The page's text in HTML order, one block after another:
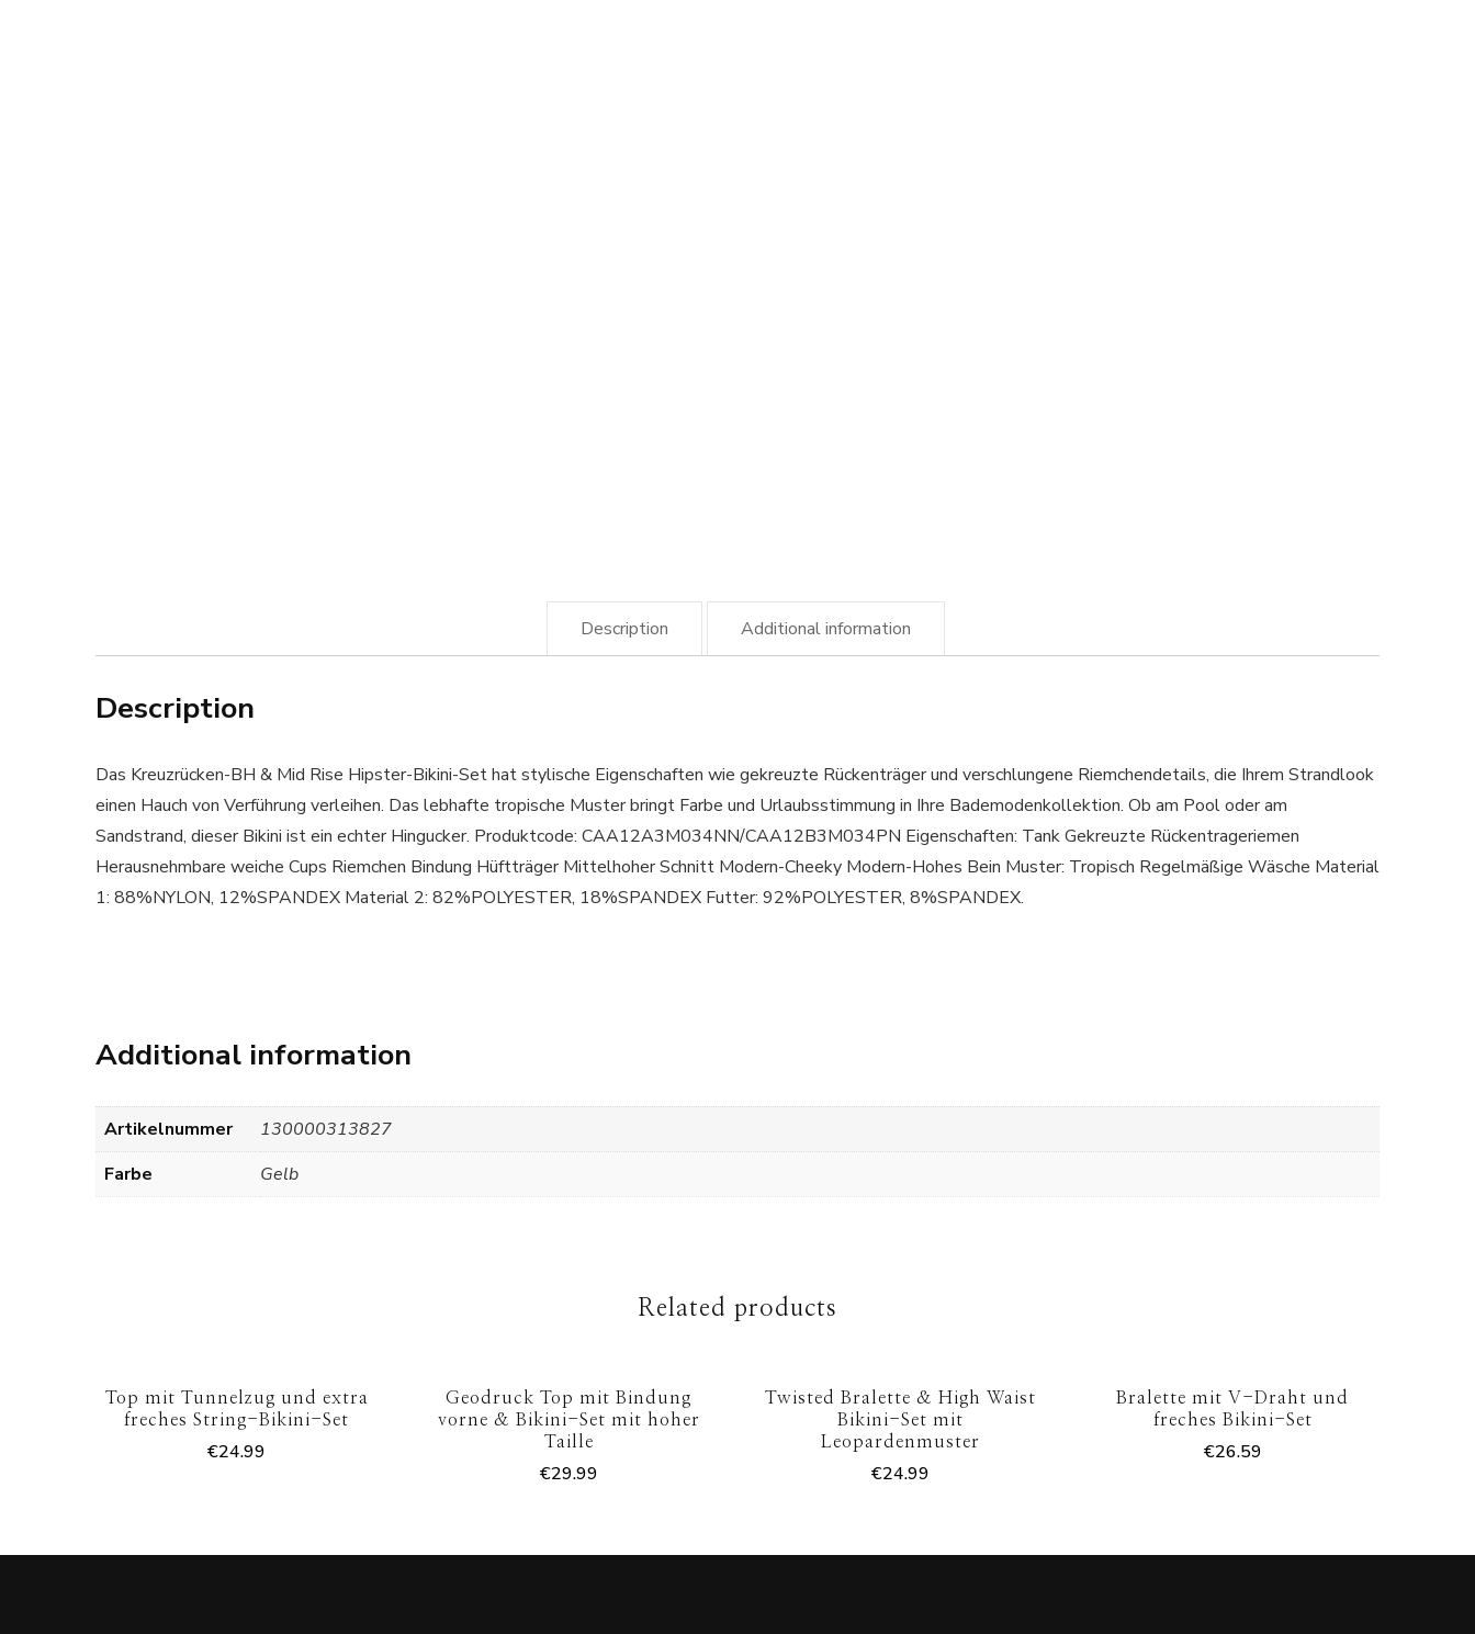
Description Additional information
Description
Das Kreuzrücken-BH & Mid Rise Hipster-Bikini-Set hat stylische Eigenschaften wie gekreuzte Rückenträger und verschlungene Riemchendetails, die Ihrem Strandlook
einen Hauch von Verführung verleihen. Das lebhafte tropische Muster bringt Farbe und Urlaubsstimmung in Ihre Bademodenkollektion. Ob am Pool oder am
Sandstrand, dieser Bikini ist ein echter Hingucker. Produktcode: CAA12A3M034NN/CAA12B3M034PN Eigenschaften: Tank Gekreuzte Rückentrageriemen
Herausnehmbare weiche Cups Riemchen Bindung Hüftträger Mittelhoher Schnitt Modern-Cheeky Modern-Hohes Bein Muster: Tropisch Regelmäßige Wäsche Material
1: 88%NYLON, 12%SPANDEX Material 2: 82%POLYESTER, 18%SPANDEX Futter: 92%POLYESTER, 8%SPANDEX.
Additional information
Artikelnummer
130000313827
Farbe
Gelb
Related products
Top mit Tunnelzug und extra
freches String-Bikini-Set
€24.99
Geodruck Top mit Bindung
vorne & Bikini-Set mit hoher
Taille
€29.99
Twisted Bralette & High Waist
Bikini-Set mit
Leopardenmuster
€24.99
Bralette mit V-Draht und
freches Bikini-Set
€26.59